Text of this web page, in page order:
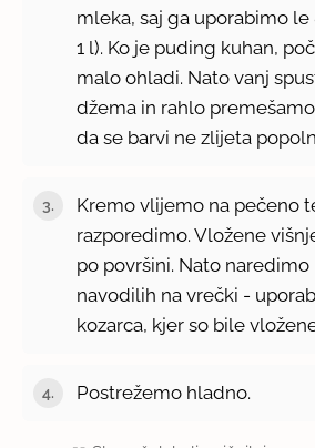
mleka, saj ga uporabimo
1 l). Ko je puding kuhan,
malo ohladi. Nato vanj
džema in rahlo
da se barvi ne zlijeta
Kremo vlijemo na pečeno
razporedimo. Vložene
po površini. Nato
navodilih na vrečki -
kozarca, kjer so bile
Postrežemo hladno.